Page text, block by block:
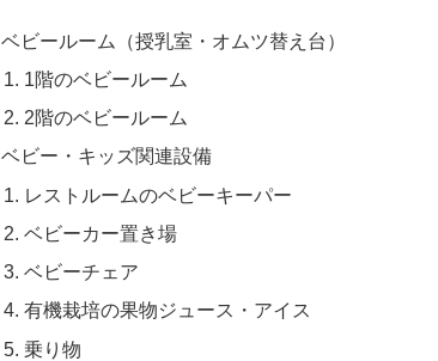
ベビールーム（授乳室・オムツ替え台）
1階のベビールーム
2階のベビールーム
ベビー・キッズ関連設備
レストルームのベビーキーパー
ベビーカー置き場
ベビーチェア
有機栽培の果物ジュース・アイス
乗り物